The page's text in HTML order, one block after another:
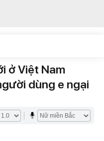
ở Việt Nam
dùng e ngại